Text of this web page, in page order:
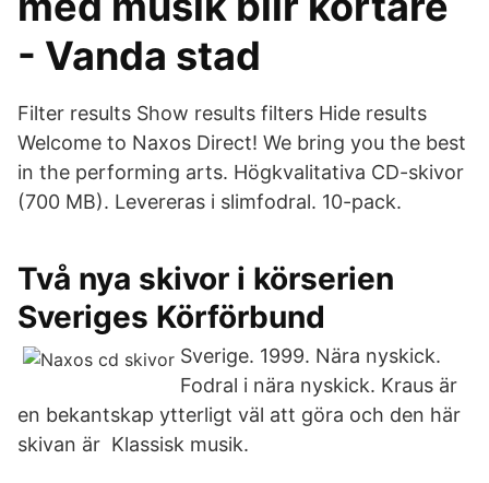
- Vanda stad
Filter results Show results filters Hide results
Welcome to Naxos Direct! We bring you the best
in the performing arts. Högkvalitativa CD-skivor
(700 MB). Levereras i slimfodral. 10-pack.
Två nya skivor i körserien
Sveriges Körförbund
Sverige. 1999. Nära nyskick.
Fodral i nära nyskick. Kraus är
en bekantskap ytterligt väl att göra och den här
skivan är Klassisk musik.